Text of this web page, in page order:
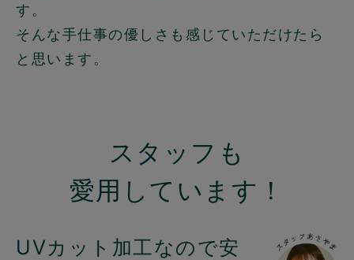
す。
そんな手仕事の優しさも感じていただけたら
と思います。
スタッフも
愛用しています！
UVカット加工なので安